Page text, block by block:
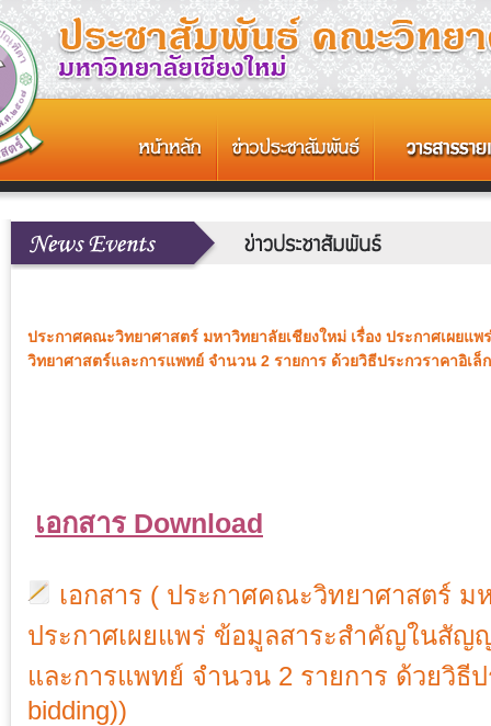
ประกาศคณะวิทยาศาสตร์ มหาวิทยาลัยเชียงใหม่ เรื่อง ประกาศเผ
วิทยาศาสตร์และการแพทย์ จำนวน 2 รายการ ด้วยวิธีประกวราคาอิเ
เอกสาร Download
เอกสาร ( ประกาศคณะวิทยาศาสตร์ ม
ประกาศเผยแพร่ ข้อมูลสาระสำคัญในสั
และการแพทย์ จำนวน 2 รายการ ด้วยวิธี
bidding))